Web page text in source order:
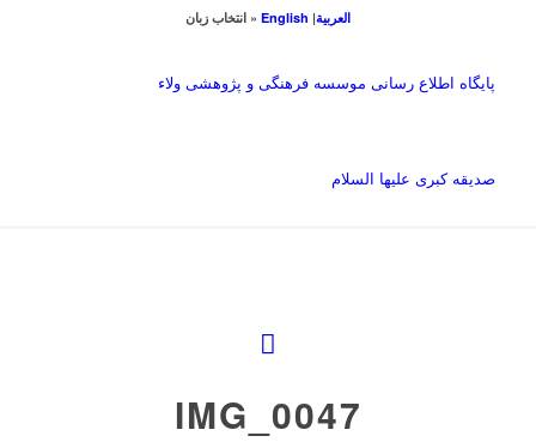
العربیة|
English « انتخاب زبان
پایگاه اطلاع رسانی موسسه فرهنگی و پژوهشی ولاء
صدیقه کبری علیها السلام
IMG_0047